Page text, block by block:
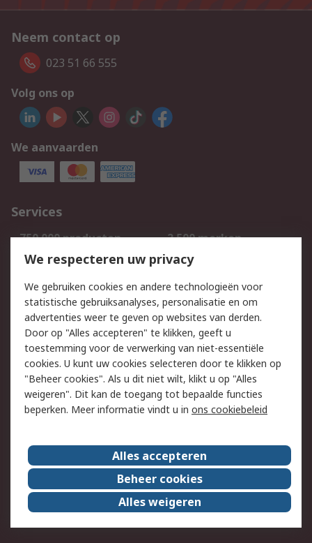
Neem contact op
023 51 66 555
Volg ons op
We aanvaarden
Services
750.000 producten
2.500 merken
Bestellen
Inkoopoplossingen
Track & Trace
Wettelijk
Cookiebeleid
Email veiligheid
Privacybeleid
Websitevoorwaarden
Algemene
verkoopvoorwaarden
Over RS
RS Group
Over ons
RS wereldwijd
Werken bij RS
ESG
We respecteren uw privacy
We gebruiken cookies en andere technologieën voor
statistische gebruiksanalyses, personalisatie en om
advertenties weer te geven op websites van derden.
Door op "Alles accepteren" te klikken, geeft u
toestemming voor de verwerking van niet-essentiële
cookies. U kunt uw cookies selecteren door te klikken op
"Beheer cookies". Als u dit niet wilt, klikt u op "Alles
weigeren". Dit kan de toegang tot bepaalde functies
beperken. Meer informatie vindt u in ons cookiebeleid
Alles accepteren
Beheer cookies
Alles weigeren